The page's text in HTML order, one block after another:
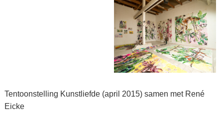
Tentoonstelling Kunstliefde (april 2015) samen met René
Eicke